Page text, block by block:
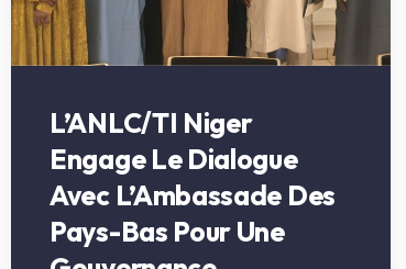
L’ANLC/TI Niger
Engage Le Dialogue
Avec L’Ambassade Des
Pays-Bas Pour Une